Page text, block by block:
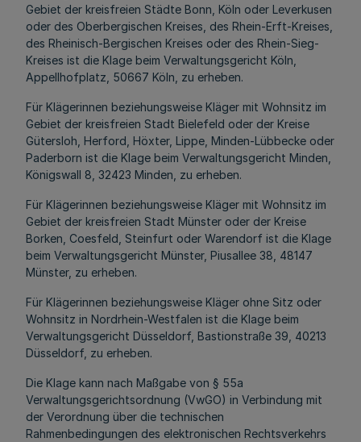
Gebiet der kreisfreien Städte Bonn, Köln oder Leverkusen
oder des Oberbergischen Kreises, des Rhein-Erft-Kreises,
des Rheinisch-Bergischen Kreises oder des Rhein-Sieg-
Kreises ist die Klage beim Verwaltungsgericht Köln,
Appellhofplatz, 50667 Köln, zu erheben.
Für Klägerinnen beziehungsweise Kläger mit Wohnsitz im
Gebiet der kreisfreien Stadt Bielefeld oder der Kreise
Gütersloh, Herford, Höxter, Lippe, Minden-Lübbecke oder
Paderborn ist die Klage beim Verwaltungsgericht Minden,
Königswall 8, 32423 Minden, zu erheben.
Für Klägerinnen beziehungsweise Kläger mit Wohnsitz im
Gebiet der kreisfreien Stadt Münster oder der Kreise
Borken, Coesfeld, Steinfurt oder Warendorf ist die Klage
beim Verwaltungsgericht Münster, Piusallee 38, 48147
Münster, zu erheben.
Für Klägerinnen beziehungsweise Kläger ohne Sitz oder
Wohnsitz in Nordrhein-Westfalen ist die Klage beim
Verwaltungsgericht Düsseldorf, Bastionstraße 39, 40213
Düsseldorf, zu erheben.
Die Klage kann nach Maßgabe von § 55a
Verwaltungsgerichtsordnung (VwGO) in Verbindung mit
der Verordnung über die technischen
Rahmenbedingungen des elektronischen Rechtsverkehrs